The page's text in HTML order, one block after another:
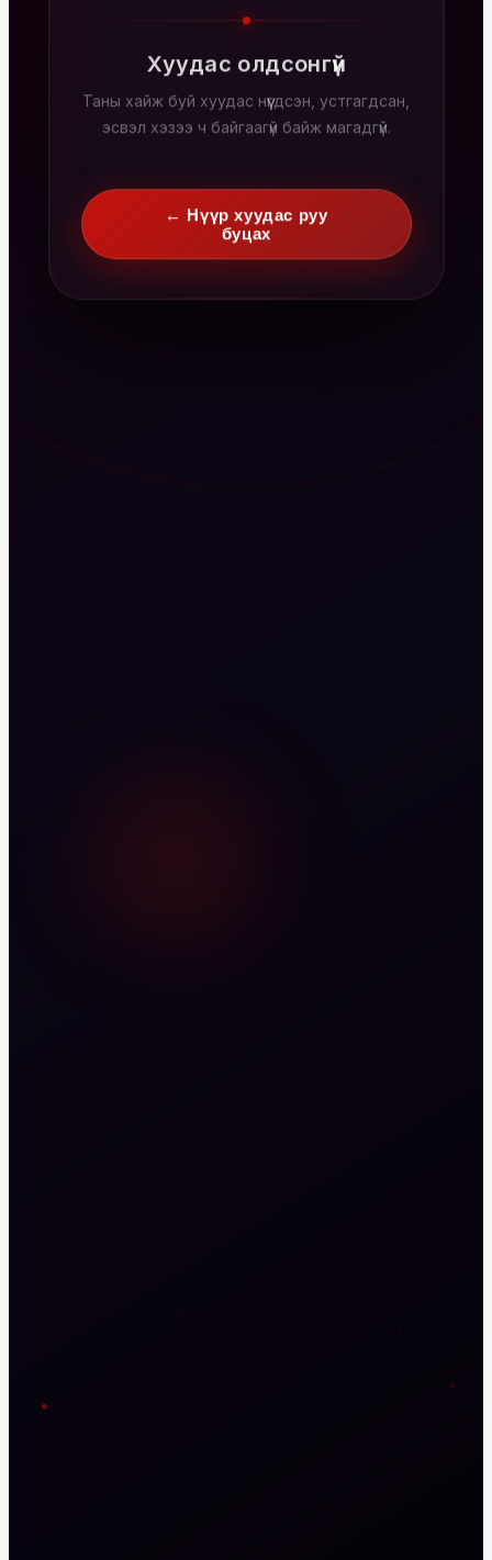
Хуудас олдсонгүй
Таны хайж буй хуудас нүүгдсэн, устгагдсан,
эсвэл хэзээ ч байгаагүй байж магадгүй.
← Нүүр хуудас руу
буцах